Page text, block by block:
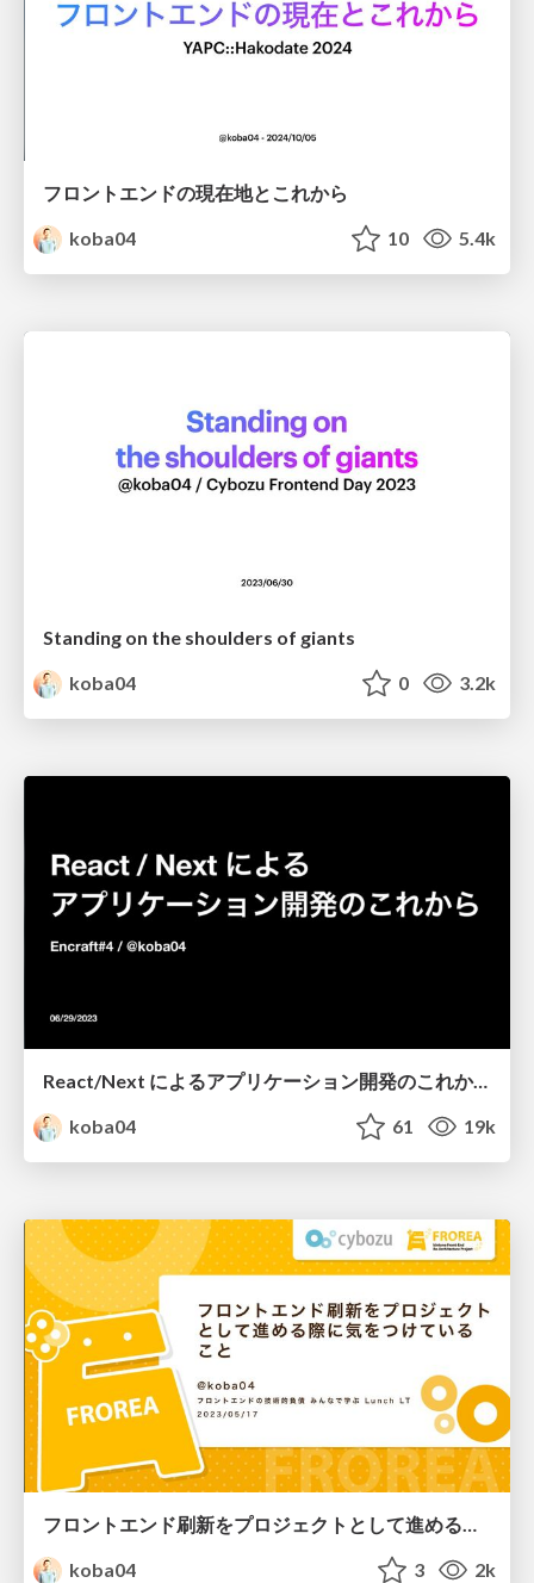
フロントエンドの現在地とこれから
koba04
10 5.4k
Standing on the shoulders of giants
koba04
0 3.2k
React/Next によるアプリケーション開発のこれから
koba04
61 19k
フロントエンド刷新をプロジェクトとして進める際に気をつけていること
koba04
3 2k